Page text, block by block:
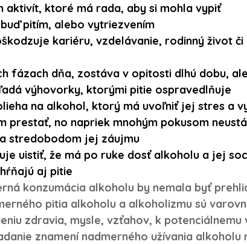
aktivít, ktoré má rada, aby si mohla vypiť
pitím, alebo vytriezvením
kariéru, vzdelávanie, rodinný život či
fázach dňa, zostáva v opitosti dlhú dobu,
výhovorky, ktorými pitie ospravedlňuje
na alkohol, ktorý má uvoľniť jej stres a
prestať, no napriek mnohým pokusom
stredobodom jej záujmu
uistiť, že má po ruke dosť alkoholu a jej
aj pitie
konzumácia alkoholu by nemala byť
pitia alkoholu a alkoholizmu sú
zdravia, mysle, vzťahov, k
znamení nadmerného užívania